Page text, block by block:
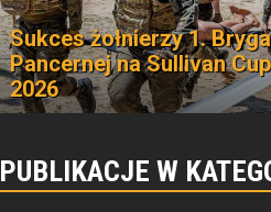
Sukces żołnierzy 1.
Pancernej na Sullivan Cup
2026
PUBLIKACJE W